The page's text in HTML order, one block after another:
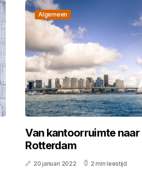
Algemeen
Van kantoorruimte
Rotterdam
20 januari 2022 2 min leestijd